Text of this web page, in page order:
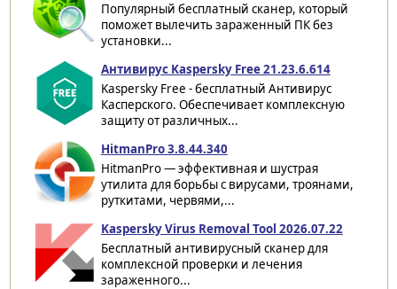
Популярный бесплатный сканер, который
поможет вылечить зараженный ПК без
установки...
Антивирус Kaspersky Free 21.23.6.614
Kaspersky Free - бесплатный Антивирус
Касперского. Обеспечивает комплексную
защиту от различных...
HitmanPro 3.8.44.340
HitmanPro — эффективная и шустрая
утилита для борьбы с вирусами, троянами,
руткитами, червями,...
Kaspersky Virus Removal Tool 2026.07.22
Бесплатный антивирусный сканер для
комплексной проверки и лечения
зараженного...